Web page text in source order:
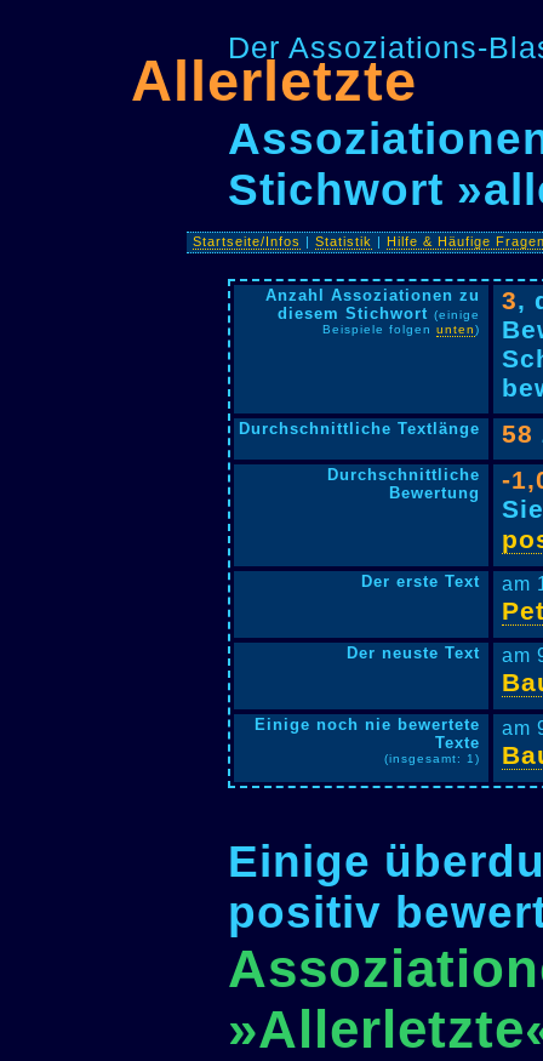
Der Assoziations-
Allerletzte
Stichwort
Startseite/Infos |Statistik |Hilfe & Häufige
Anzahl Assoziationen zu
diesem Stichwort (einige
Beispiele folgen unten)
3,
Durchschnittliche Textlänge 58
Durchschnittliche
Bewertung
-
Der erste Text am
Der neuste Text am
Einige noch nie bewertete
Texte
(insgesamt: 1)
am
Einige
positiv